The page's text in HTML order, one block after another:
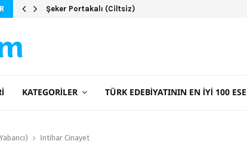
Şeker Portakalı (Ciltsiz)
KATEGORILER TÜRK EDEBIYATININ EN İYI 100
İntihar Cinayet